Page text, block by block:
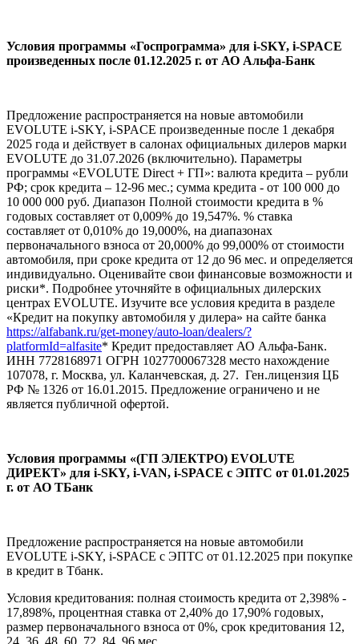
Условия программы «Госпрограмма» для i‑SKY, i‑SPACE
произведенных после 01.12.2025 г. от АО Альфа-Банк
Предложение распространяется на новые автомобили
EVOLUTE i-SKY, i-SPACE произведенные после 1 декабря
2025 года и действует в салонах официальных дилеров марки
EVOLUTE до 31.07.2026 (включительно). Параметры
программы «EVOLUTE Direct + ГП»: валюта кредита – рубли
РФ; срок кредита – 12-96 мес.; сумма кредита - от 100 000 до
10 000 000 руб. Диапазон Полной стоимости кредита в %
годовых составляет от 0,009% до 19,547%. % ставка
составляет от 0,010% до 19,000%, на диапазонах
первоначального взноса от 20,000% до 99,000% от стоимости
автомобиля, при сроке кредита от 12 до 96 мес. и определяется
индивидуально. Оценивайте свои финансовые возможности и
риски*. Подробнее уточняйте в официальных дилерских
центрах EVOLUTE. Изучите все условия кредита в разделе
«Кредит на покупку автомобиля у дилера» на сайте банка
https://alfabank.ru/get-money/auto-loan/dealers/?
platformId=alfasite* Кредит предоставляет АО Альфа-Банк.
ИНН 7728168971 ОГРН 1027700067328 место нахождение
107078, г. Москва, ул. Каланчевская, д. 27. Ген.лицензия ЦБ
РФ № 1326 от 16.01.2015. Предложение ограничено и не
является публичной офертой.
Условия программы «(ГП ЭЛЕКТРО) EVOLUTE
ДИРЕКТ» для i‑SKY, i‑VAN, i‑SPACE с ЭПТС от 01.01.2025
г. от АО ТБанк
Предложение распространяется на новые автомобили
EVOLUTE i-SKY, i-SPACE с ЭПТС от 01.12.2025 при покупке
в кредит в Тбанк.
Условия кредитования: полная стоимость кредита от 2,398% -
17,898%, процентная ставка от 2,40% до 17,90% годовых,
размер первоначального взноса от 0%, срок кредитования 12,